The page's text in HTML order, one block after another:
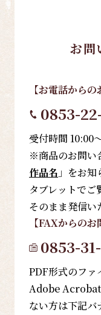
お問
【お電話からの
0853-
受付時間 10:00
※商品のお問い
作品名 」をお
タブレットでご
そのまま発信い
【FAXからのお
0853-
PDF形式のファ
Adobe Acrobat
ない方は下記バ